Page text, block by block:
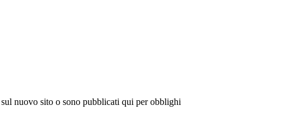
nuovo sito o sono pubblicati qui per obblighi